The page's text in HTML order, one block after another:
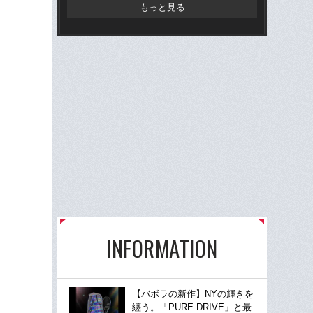
もっと見る
INFORMATION
【バボラの新作】NYの輝きを
纏う。「PURE DRIVE」と最